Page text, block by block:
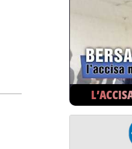
'28/2 SCADE TERMINE